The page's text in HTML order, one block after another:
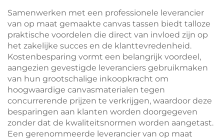
in lokale geschiedenis
optimale
merkzichtbaarheid
Samenwerken met een professionele leverancier
van op maat gemaakte canvas tassen biedt talloze
praktische voordelen die direct van invloed zijn op
het zakelijke succes en de klanttevredenheid.
Kostenbesparing vormt een belangrijk voordeel,
aangezien gevestigde leveranciers gebruikmaken
van hun grootschalige inkoopkracht om
hoogwaardige canvasmaterialen tegen
concurrerende prijzen te verkrijgen, waardoor deze
besparingen aan klanten worden doorgegeven
zonder dat de kwaliteitsnormen worden aangetast.
Een gerenommeerde leverancier van op maat